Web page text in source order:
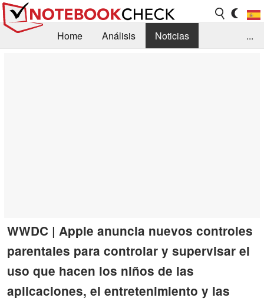
Home Análisis
Noticias
...
WWDC | Apple anuncia nuevos controles
parentales para controlar y supervisar el
uso que hacen los niños de las
aplicaciones, el entretenimiento y las